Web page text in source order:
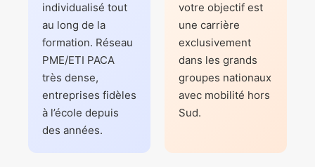
individualisé tout
au long de la
formation. Réseau
PME/ETI PACA
très dense,
entreprises fidèles
à l’école depuis
des années.
votre objectif est
une carrière
exclusivement
dans les grands
groupes nationaux
avec mobilité hors
Sud.